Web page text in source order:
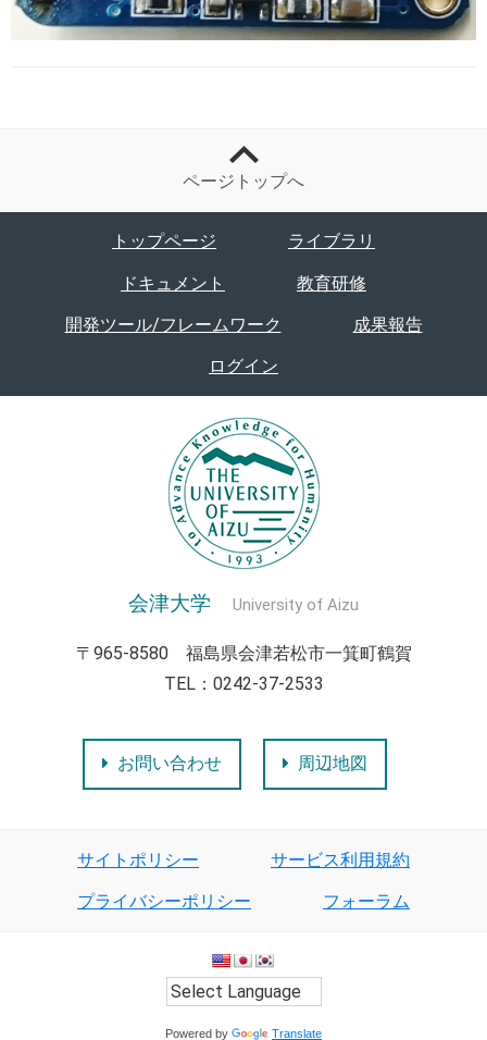
ページトップへ
トップページ ライブラリ
ドキュメント 教育研修
開発ツール/フレームワーク 成果報告
ログイン
会津大学 University of Aizu
〒965-8580 福島県会津若松市一箕町鶴賀
TEL：0242-37-2533
お問い合わせ 周辺地図
サイトポリシー サービス利用規約
プライバシーポリシー フォーラム
Powered by Translate